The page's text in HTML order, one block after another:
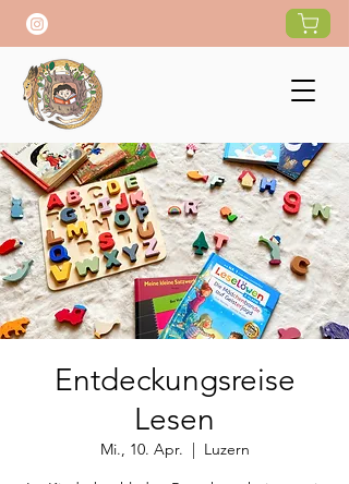
Entdeckungsreise
Lesen
Mi., 10. Apr.
  |
Luzern